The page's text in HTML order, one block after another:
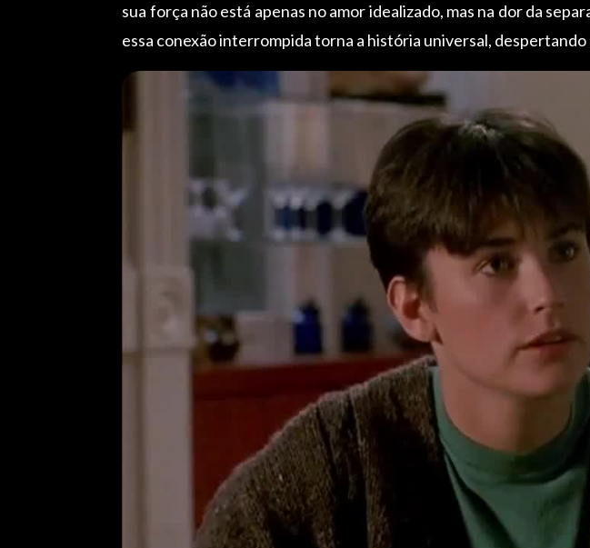
sua força não está apenas no amor idealizado, mas na dor da
essa conexão interrompida torna a história universal,